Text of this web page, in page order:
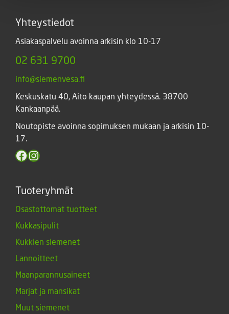
Yhteystiedot
Asiakaspalvelu avoinna arkisin klo 10-17
02 631 9700
info@siemenvesa.fi
Keskuskatu 40, Aito kaupan yhteydessä. 38700
Kankaanpää.
Noutopiste avoinna sopimuksen mukaan ja arkisin 10-
17.
Facebook
Instagram
Tuoteryhmät
Osastottomat tuotteet
Kukkasipulit
Kukkien siemenet
Lannoitteet
Maanparannusaineet
Marjat ja mansikat
Muut siemenet